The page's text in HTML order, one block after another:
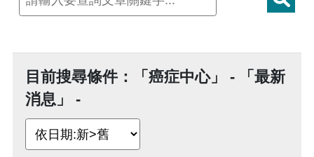
目前搜尋條件：「癌症中心」 - 「最新
消息」 -